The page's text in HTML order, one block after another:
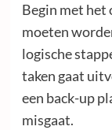
Begin met het
moeten
logische
taken gaat
een back-up
misgaat.